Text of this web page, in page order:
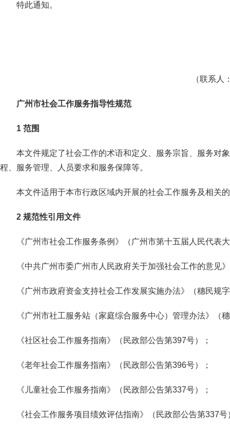
特此通知。
（联系人
广州市社会工作服务指导性规范
1 范围
本文件规定了社会工作的术语和定义、服务宗旨、服务对
程、服务管理、人员要求和服务保障等。
本文件适用于本市行政区域内开展的社会工作服务及相关
2 规范性引用文件
《广州市社会工作服务条例》（广州市第十五届人民代表
《中共广州市委广州市人民政府关于加强社会工作的意见
《广州市政府资金支持社会工作发展实施办法》（穗民规
《广州市社工服务站（家庭综合服务中心）管理办法》（
《社区社会工作服务指南》（民政部公告第397号）；
《老年社会工作服务指南》（民政部公告第396号）；
《儿童社会工作服务指南》（民政部公告第337号）；
《社会工作服务项目绩效评估指南》（民政部公告第337号